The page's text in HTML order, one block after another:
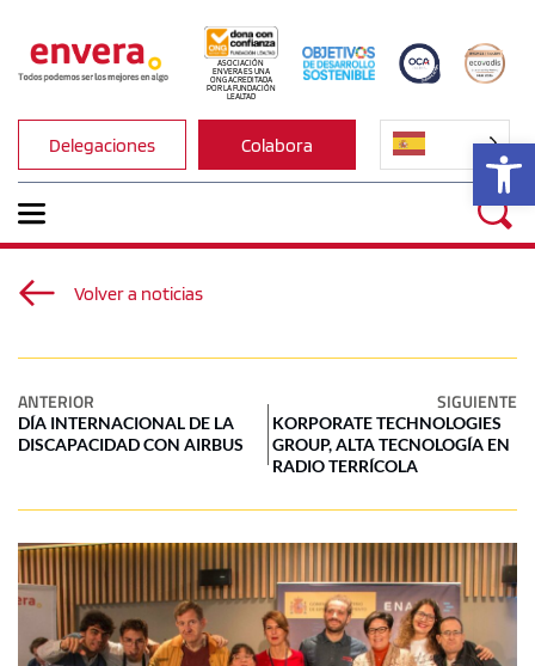
ASOCIACIÓN
ENVERA ES UNA
ONG ACREDITADA
POR LA FUNDACIÓN
LEALTAD
Delegaciones Colabora
Volver a noticias
ANTERIOR SIGUIENTE
DÍA INTERNACIONAL DE LA
DISCAPACIDAD CON AIRBUS
KORPORATE TECHNOLOGIES
GROUP, ALTA TECNOLOGÍA EN
RADIO TERRÍCOLA